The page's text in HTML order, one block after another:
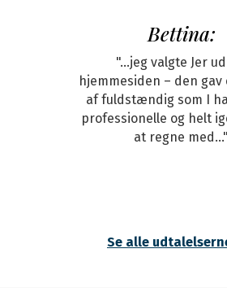
Bettina:
"...jeg valgte Jer
hjemmesiden – den
af fuldstændig som I
professionelle og helt
at regne med..."
Se alle